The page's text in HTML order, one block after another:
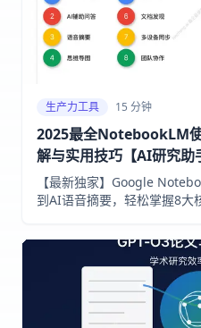
生产力工具 15 分钟
2025最全NotebookLM
解与实用技巧【AI研究助
【最新独家】Google
到AI语音摘要，轻松掌握8大